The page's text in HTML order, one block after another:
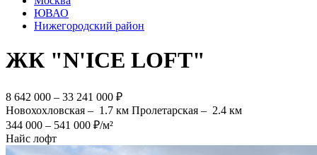
ЮВАО
Нижегородский район
ЖК "N'ICE LOFT"
8 642 000 – 33 241 000 ₽
Новохохловская – 1.7 км Пролетарская – 2.4 км
344 000 – 541 000 ₽/м²
Найс лофт